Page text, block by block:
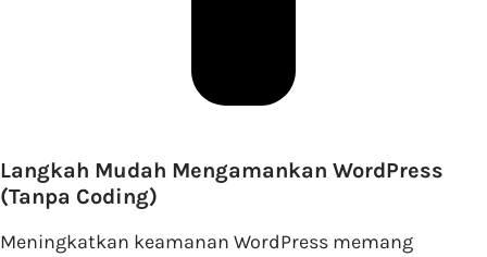
Langkah Mudah Mengamankan WordPress
(Tanpa Coding)
Meningkatkan keamanan WordPress memang